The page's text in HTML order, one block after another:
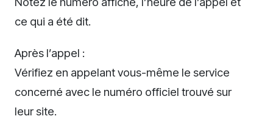
ce qui a été dit.
Après l’appel :
Vérifiez en appelant vous-même le service
concerné avec le numéro officiel trouvé sur
leur site.